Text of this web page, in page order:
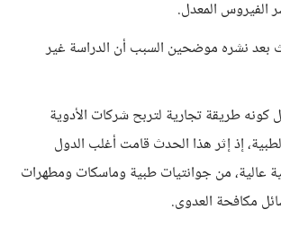
الفيروس المعدل.
نشره موضحين السبب أن الدراسة غير
طريقة تجارية لتربح شركات الأدوية
إذ إثر هذا الحدث قامت أغلب الدول
عالية، من جوانتيات طبية وماسكات ومطهرات
مكافحة العدوى.